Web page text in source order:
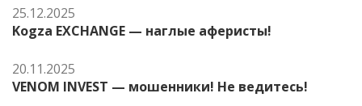
25.12.2025
Kogza EXCHANGE — наглые аферисты!
20.11.2025
VENOM INVEST — мошенники! Не ведитесь!